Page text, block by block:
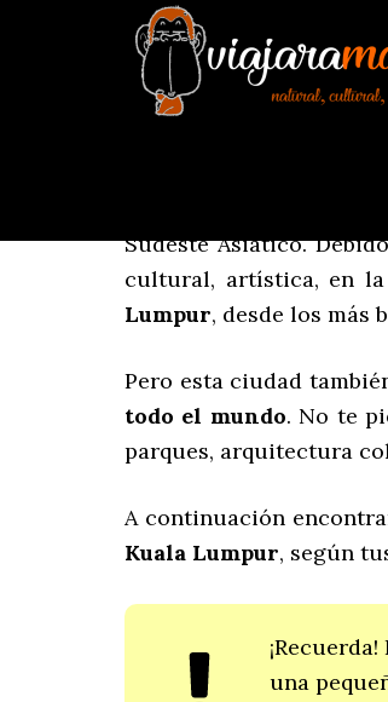
Sudeste Asiático.
cultural, artística, en
Lumpur, desde los más
Pero esta ciudad
todo el mundo. No te
parques, arquitectura
A continuación
Kuala Lumpur, según
una